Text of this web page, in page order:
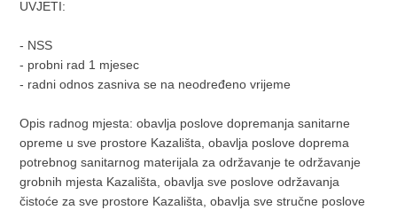
UVJETI:
- NSS
- probni rad 1 mjesec
- radni odnos zasniva se na neodređeno vrijeme
Opis radnog mjesta: obavlja poslove dopremanja sanitarne
opreme u sve prostore Kazališta, obavlja poslove doprema
potrebnog sanitarnog materijala za održavanje te održavanje
grobnih mjesta Kazališta, obavlja sve poslove održavanja
čistoće za sve prostore Kazališta, obavlja sve stručne poslove